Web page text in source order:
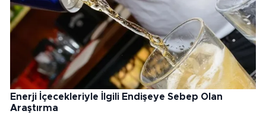
Enerji İçecekleriyle İlgili Endişeye Sebep Olan
Araştırma